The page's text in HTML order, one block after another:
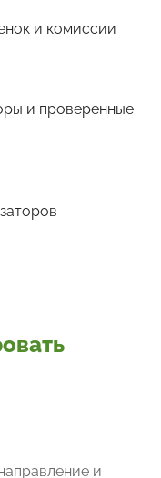
и комиссии
и проверенные
и